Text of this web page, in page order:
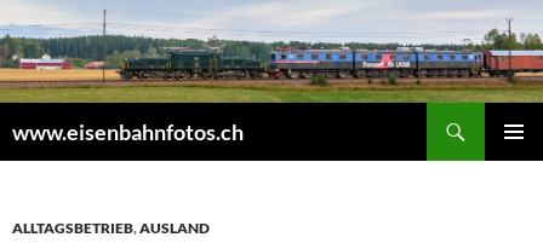
Inhalt
springen
www.eisenbahnfotos.ch
ALLTAGSBETRIEB,AUSLAND